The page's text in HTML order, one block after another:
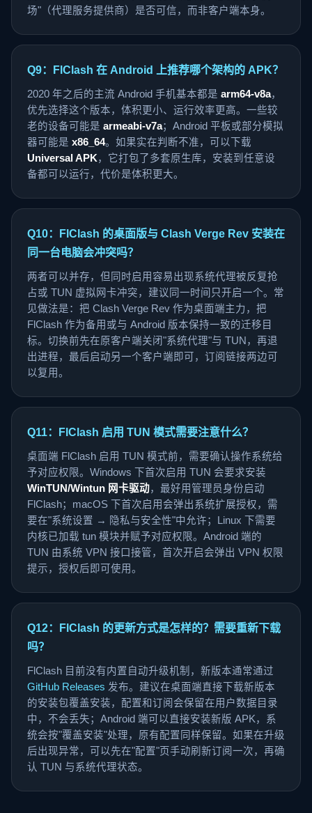
场"（代理服务提供商）是否可信，而非客户端本身。
Q9：FlClash 在 Android 上推荐哪个架构的 APK？
2020 年之后的主流 Android 手机基本都是 arm64-v8a，
优先选择这个版本，体积更小、运行效率更高。一些较
老的设备可能是 armeabi-v7a；Android 平板或部分模拟
器可能是 x86_64。如果实在判断不准，可以下载
Universal APK，它打包了多套原生库，安装到任意设
备都可以运行，代价是体积更大。
Q10：FlClash 的桌面版与 Clash Verge Rev 安装在
同一台电脑会冲突吗？
两者可以并存，但同时启用容易出现系统代理被反复抢
占或 TUN 虚拟网卡冲突，建议同一时间只开启一个。常
见做法是：把 Clash Verge Rev 作为桌面端主力，把
FlClash 作为备用或与 Android 版本保持一致的迁移目
标。切换前先在原客户端关闭"系统代理"与 TUN，再退
出进程，最后启动另一个客户端即可，订阅链接两边可
以复用。
Q11：FlClash 启用 TUN 模式需要注意什么？
桌面端 FlClash 启用 TUN 模式前，需要确认操作系统给
予对应权限。Windows 下首次启用 TUN 会要求安装
WinTUN/Wintun 网卡驱动，最好用管理员身份启动
FlClash；macOS 下首次启用会弹出系统扩展授权，需
要在"系统设置 → 隐私与安全性"中允许；Linux 下需要
内核已加载 tun 模块并赋予对应权限。Android 端的
TUN 由系统 VPN 接口接管，首次开启会弹出 VPN 权限
提示，授权后即可使用。
Q12：FlClash 的更新方式是怎样的？需要重新下载
吗？
FlClash 目前没有内置自动升级机制，新版本通常通过
GitHub Releases 发布。建议在桌面端直接下载新版本
的安装包覆盖安装，配置和订阅会保留在用户数据目录
中，不会丢失；Android 端可以直接安装新版 APK，系
统会按"覆盖安装"处理，原有配置同样保留。如果在升级
后出现异常，可以先在"配置"页手动刷新订阅一次，再确
认 TUN 与系统代理状态。